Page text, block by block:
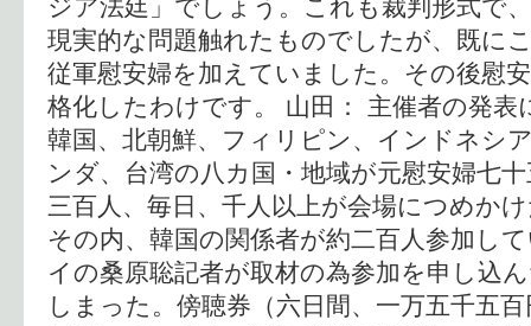
現実的な問題触れたものでしたが、既に
従軍慰安婦を加えていました。その後慰
格化したわけです。 山田： 主催者の発表
韓国、北朝鮮、フィリピン、インドネシ
ンダ、台湾の八カ国・地域が元慰安婦七
三百人、毎日、千人以上が会場につめか
その内、韓国の関係者が約二百人参加し
イの桑原聡記者が取材の為参加を申し込
しまった。傍聴券（六日間、一万五千五